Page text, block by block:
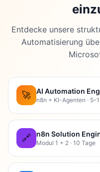
Entdecke unsere
Automatisierung
🚀 AI Automation
n8n + KI-Agenten ·
🔗 n8n Solution
Modul 1 + 2 · 10 Tage